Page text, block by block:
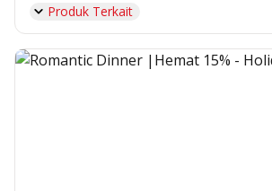
Produk Terkait